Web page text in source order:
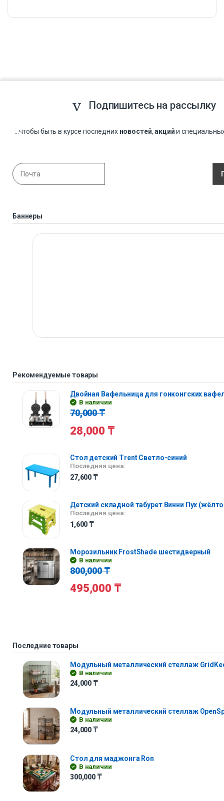
Подпишитесь на рассылку
...чтобы быть в курсе последних новостей,акцийи
Баннеры
Рекомендуемые товары
Двойная Вафельница для гонконгских
В наличии
70,000₸
28,000 ₸
Стол детский Trent Светло-синий
Последняя цена:
27,600 ₸
Детский складной табурет Винни Пух
Последняя цена:
1,600 ₸
Морозильник FrostShade шестидверный
В наличии
800,000₸
495,000 ₸
Последние товары
Модульный металлический стеллаж
В наличии
24,000 ₸
Модульный металлический стеллаж
В наличии
24,000 ₸
Стол для маджонга Ron
В наличии
300,000 ₸